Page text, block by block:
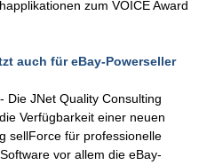
zum VOICE Award
auch für eBay-Powerseller
Die JNet Quality Consulting
Verfügbarkeit einer neuen
sellForce für professionelle
vor allem die eBay-